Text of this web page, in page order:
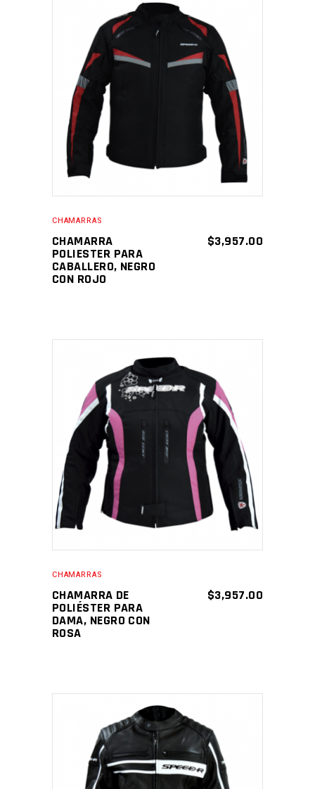
CHAMARRAS
CHAMARRA
POLIESTER PARA
CABALLERO, NEGRO
CON ROJO
$3,957.00
SELECCIONAR
OPCIONES
CHAMARRAS
CHAMARRA DE
POLIÉSTER PARA
DAMA, NEGRO CON
ROSA
$3,957.00